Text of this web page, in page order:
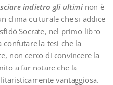
indietro gli ultimi non è
clima culturale che si addice
Socrate, nel primo libro
confutare la tesi che la
non cerco di convincere la
a far notare che la
vantaggiosa.